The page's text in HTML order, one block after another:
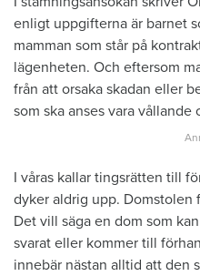
enligt uppgifterna är barnet
mamman som står på
lägenheten. Och eftersom
från att orsaka skadan eller
som ska anses vara
I våras kallar tingsrätten till
dyker aldrig upp. Domstolen
Det vill säga en dom som
svarat eller kommer till
innebär nästan alltid att den